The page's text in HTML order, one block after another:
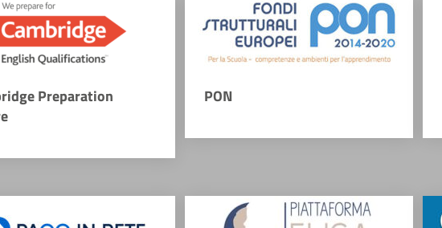
Preparation
PON